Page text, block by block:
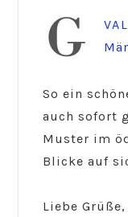
So ein
auch sofort
Muster im
Blicke auf
Liebe Grüße,